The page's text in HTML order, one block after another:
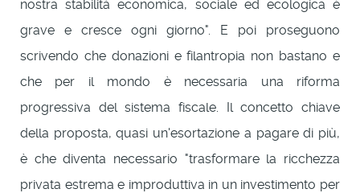
nostra stabilità economica, sociale ed ecologica è
grave e cresce ogni giorno". E poi proseguono
scrivendo che donazioni e filantropia non bastano e
che per il mondo è necessaria una riforma
progressiva del sistema fiscale. Il concetto chiave
della proposta, quasi un'esortazione a pagare di più,
è che diventa necessario "trasformare la ricchezza
privata estrema e improduttiva in un investimento per